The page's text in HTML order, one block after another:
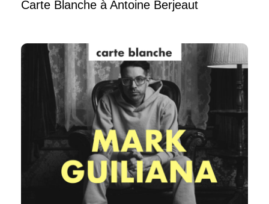
Carte Blanche à Antoine Berjeaut